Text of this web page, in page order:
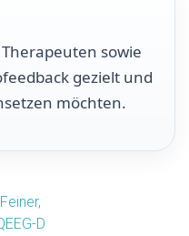
sowie
gezielt und
möchten.